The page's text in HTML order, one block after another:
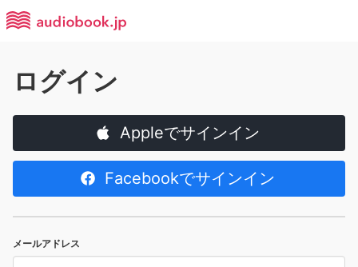
ログイン
Appleでサインイン
Facebookでサインイン
メールアドレス